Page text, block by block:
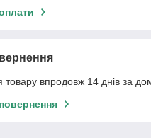
впродовж 14 днів за